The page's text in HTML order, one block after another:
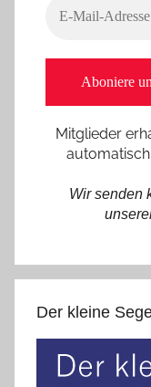
Mitglieder
Wir senden
Der kleine